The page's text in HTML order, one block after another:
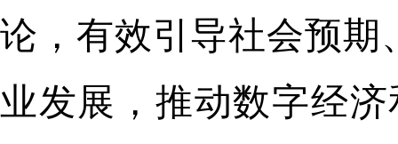
论，有效引导社会预期
业发展，推动数字经